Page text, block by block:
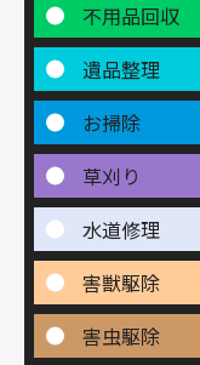
不用品回収
遺品整理
お掃除
草刈り
水道修理
害獣駆除
害虫駆除